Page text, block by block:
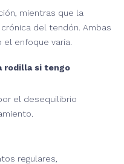
mientras que la
del tendón. Ambas
enfoque varía.
rodilla si tengo
el desequilibrio
regulares,